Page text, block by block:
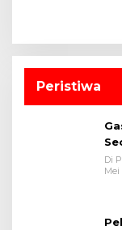
Peristiwa
Di
Mei